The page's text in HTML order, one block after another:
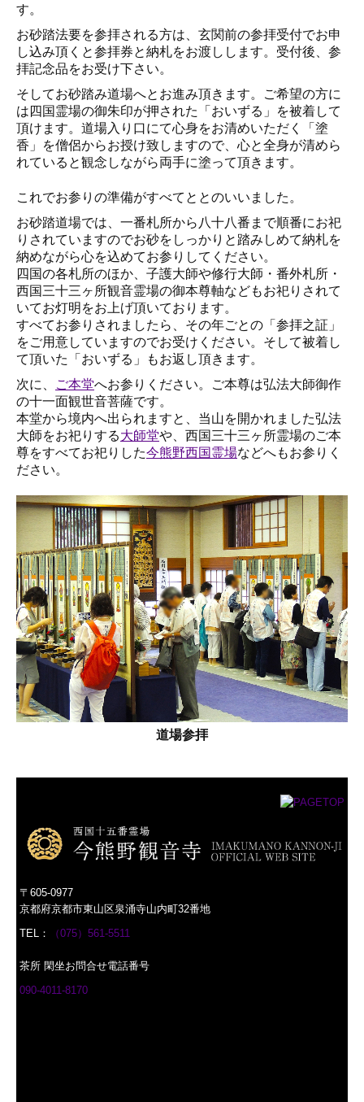
す。
お砂踏法要を参拝される方は、玄関前の参拝受付でお申
し込み頂くと参拝券と納札をお渡しします。受付後、参
拝記念品をお受け下さい。
そしてお砂踏み道場へとお進み頂きます。ご希望の方に
は四国霊場の御朱印が押された「おいずる」を被着して
頂けます。道場入り口にて心身をお清めいただく「塗
香」を僧侶からお授け致しますので、心と全身が清めら
れていると観念しながら両手に塗って頂きます。
これでお参りの準備がすべてととのいいました。
お砂踏道場では、一番札所から八十八番まで順番にお祀
りされていますのでお砂をしっかりと踏みしめて納札を
納めながら心を込めてお参りしてください。
四国の各札所のほか、子護大師や修行大師・番外札所・
西国三十三ヶ所観音霊場の御本尊軸などもお祀りされて
いてお灯明をお上げ頂いております。
すべてお参りされましたら、その年ごとの「参拝之証」
をご用意していますのでお受けください。そして被着し
て頂いた「おいずる」もお返し頂きます。
次に、
ご本堂へお参りください。ご本尊は弘法大師御作
の十一面観世音菩薩です。
本堂から境内へ出られますと、当山を開かれました弘法
大師をお祀りする大師堂や、西国三十三ヶ所霊場のご本
尊をすべてお祀りした今熊野西国霊場などへもお参りく
ださい。
道場参拝
〒605-0977
京都府京都市東山区泉涌寺山内町32番地
TEL：
（075）561-5511
茶所 閑坐お問合せ電話番号
090-4011-8170